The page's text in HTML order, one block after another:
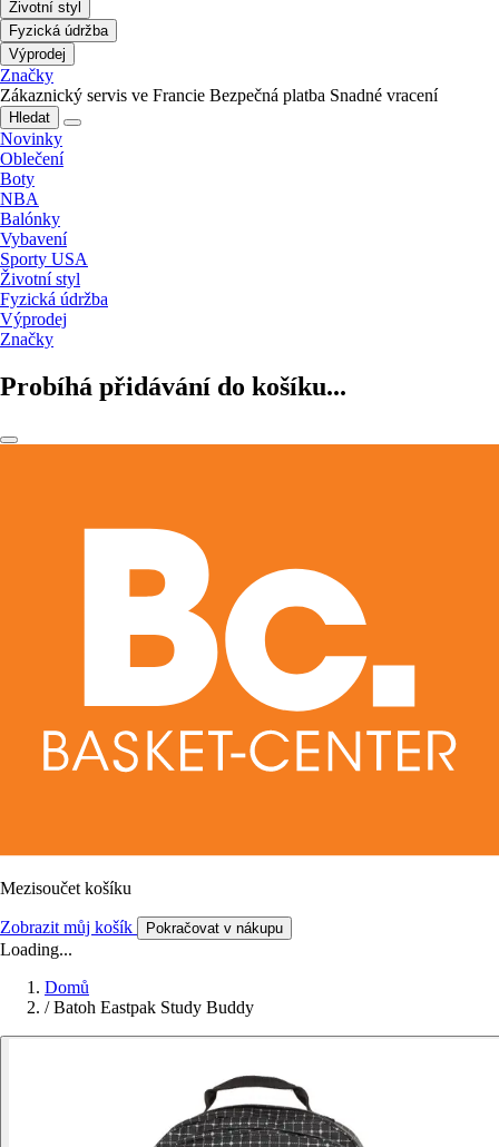
Životní styl
Fyzická údržba
Výprodej
Značky
Zákaznický servis ve Francie Bezpečná platba Snadné vracení
Hledat
Novinky
Oblečení
Boty
NBA
Balónky
Vybavení
Sporty USA
Životní styl
Fyzická údržba
Výprodej
Značky
Probíhá přidávání do košíku...
Mezisoučet košíku
Zobrazit můj košík Pokračovat v nákupu
Loading...
Domů
/ Batoh Eastpak Study Buddy